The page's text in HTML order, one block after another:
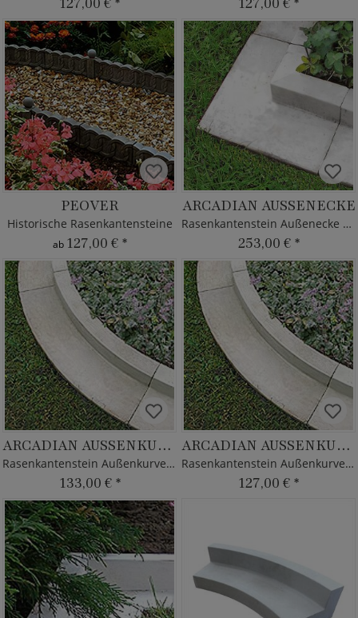
PEOVER
Historische Rasenkantensteine
ab 127,00 € *
ARCADIAN AUSSENECKE
Rasenkantenstein Außenecke aus Steinguss
253,00 € *
ARCADIAN AUSSENKURVE 1000MM
Rasenkantenstein Außenkurve 100cm aus Steinguss
133,00 € *
ARCADIAN AUSSENKURVE
Rasenkantenstein Außenkurve aus Steinguss
127,00 € *